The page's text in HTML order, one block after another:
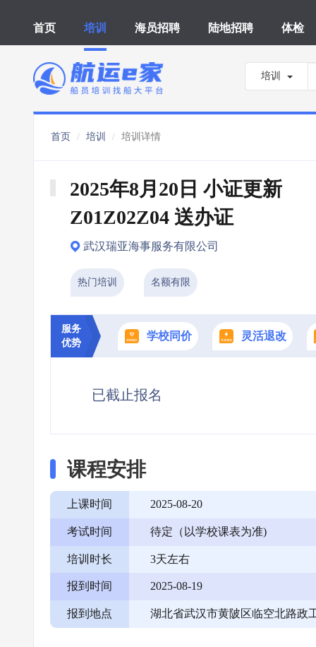
首页 培训 海员招聘 陆地招聘 体检
培训
首页 培训 培训详情
2025年8月20日 小证更新
Z01Z02Z04 送办证
武汉瑞亚海事服务有限公司
热门培训 名额有限
服务
优势
学校同价 灵活退改
已截止报名
课程安排
上课时间 2025-08-20
考试时间 待定（以学校课表为准)
培训时长 3天左右
报到时间 2025-08-19
报到地点 湖北省武汉市黄陂区临空北路政